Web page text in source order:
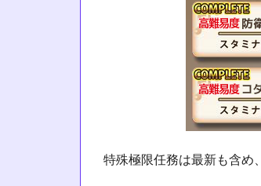
特殊極限任務は最新も含め